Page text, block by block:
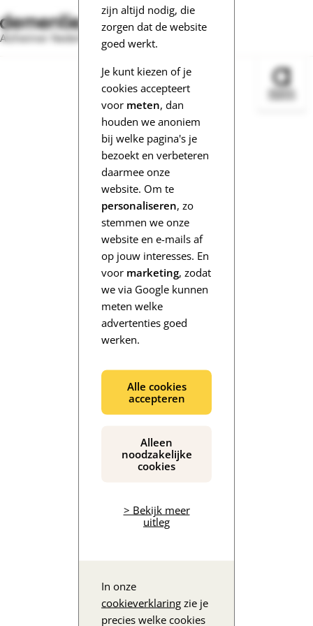
zijn altijd nodig, die
zorgen dat de website
goed werkt.
Je kunt kiezen of je
cookies accepteert
voor meten, dan
houden we anoniem
bij welke pagina's je
bezoekt en verbeteren
daarmee onze
website. Om te
personaliseren, zo
stemmen we onze
website en e-mails af
op jouw interesses. En
voor marketing, zodat
we via Google kunnen
meten welke
advertenties goed
werken.
Alle cookies
accepteren
Alleen
noodzakelijke
cookies
> Bekijk meer
uitleg
In onze
cookieverklaring zie je
precies welke cookies
Alzheimer Nederland
De inhoud wordt geladen...